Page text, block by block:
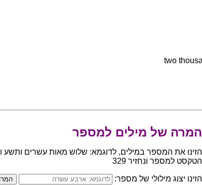
המרה של מילים למספר
הזינו את המספר במילים, לדוגמא: שלוש מאות עשרים ותשע
הטקסט למספר ונחזיר 329
הזינו יצוג מילולי של מספר: